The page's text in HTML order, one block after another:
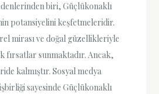
biri, Güçlükonaklı
potansiyelini keşfetmeleridir.
mirası ve doğal güzellikleriyle
fırsatlar sunmaktadır. Ancak,
kalmıştır. Sosyal medya
sayesinde Güçlükonaklı